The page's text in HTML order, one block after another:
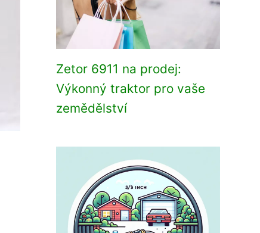
Zetor 6911 na prodej:
Výkonný traktor pro vaše
zemědělství